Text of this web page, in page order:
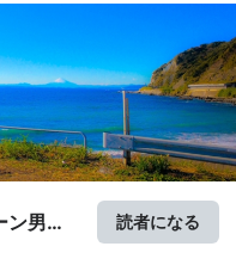
ン男子
読者になる